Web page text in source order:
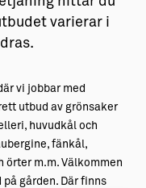
varierar i
vi jobbar med
utbud av grönsaker
huvudkål och
fänkål,
örter m.m. Välkommen
gården. Där finns